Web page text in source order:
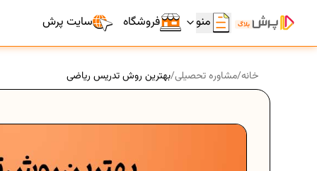
سایت پرش فروشگاه منو
خانه/مشاوره تحصیلی/بهترین روش تدریس ریاضی